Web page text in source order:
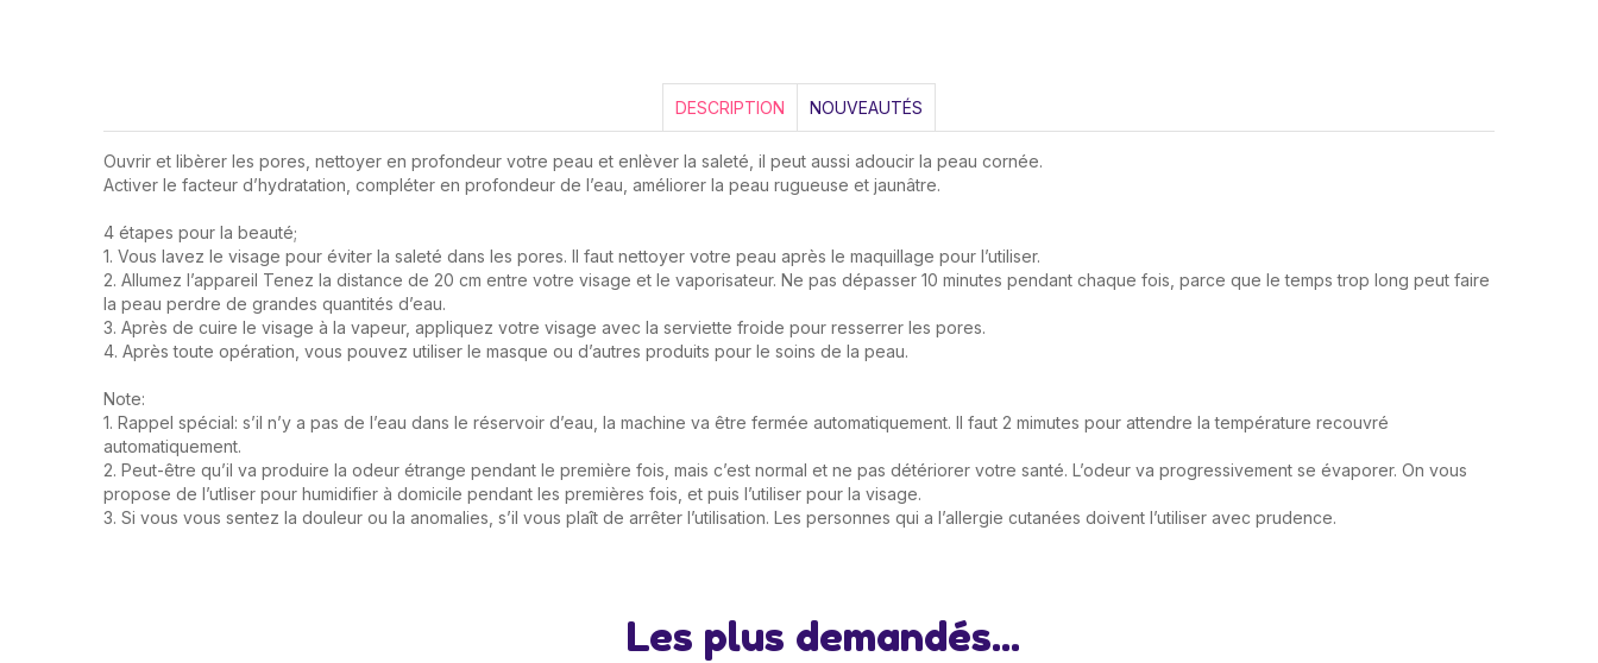
DESCRIPTION NOUVEAUTÉS
Ouvrir et libèrer les pores, nettoyer en profondeur votre peau et enlèver la saleté, il peut aussi adoucir la peau cornée.
Activer le facteur d’hydratation, compléter en profondeur de l’eau, améliorer la peau rugueuse et jaunâtre.
4 étapes pour la beauté;
1. Vous lavez le visage pour éviter la saleté dans les pores. Il faut nettoyer votre peau après le maquillage pour l’utiliser.
2. Allumez l’appareil Tenez la distance de 20 cm entre votre visage et le vaporisateur. Ne pas dépasser 10 minutes pendant chaque fois, parce que le temps trop long peut faire
la peau perdre de grandes quantités d’eau.
3. Après de cuire le visage à la vapeur, appliquez votre visage avec la serviette froide pour resserrer les pores.
4. Après toute opération, vous pouvez utiliser le masque ou d’autres produits pour le soins de la peau.
Note:
1. Rappel spécial: s’il n’y a pas de l’eau dans le réservoir d’eau, la machine va être fermée automatiquement. Il faut 2 mimutes pour attendre la température recouvré
automatiquement.
2. Peut-être qu’il va produire la odeur étrange pendant le première fois, mais c’est normal et ne pas détériorer votre santé. L’odeur va progressivement se évaporer. On vous
propose de l’utliser pour humidifier à domicile pendant les premières fois, et puis l’utiliser pour la visage.
3. Si vous vous sentez la douleur ou la anomalies, s’il vous plaît de arrêter l’utilisation. Les personnes qui a l’allergie cutanées doivent l’utiliser avec prudence.
Les plus demandés...